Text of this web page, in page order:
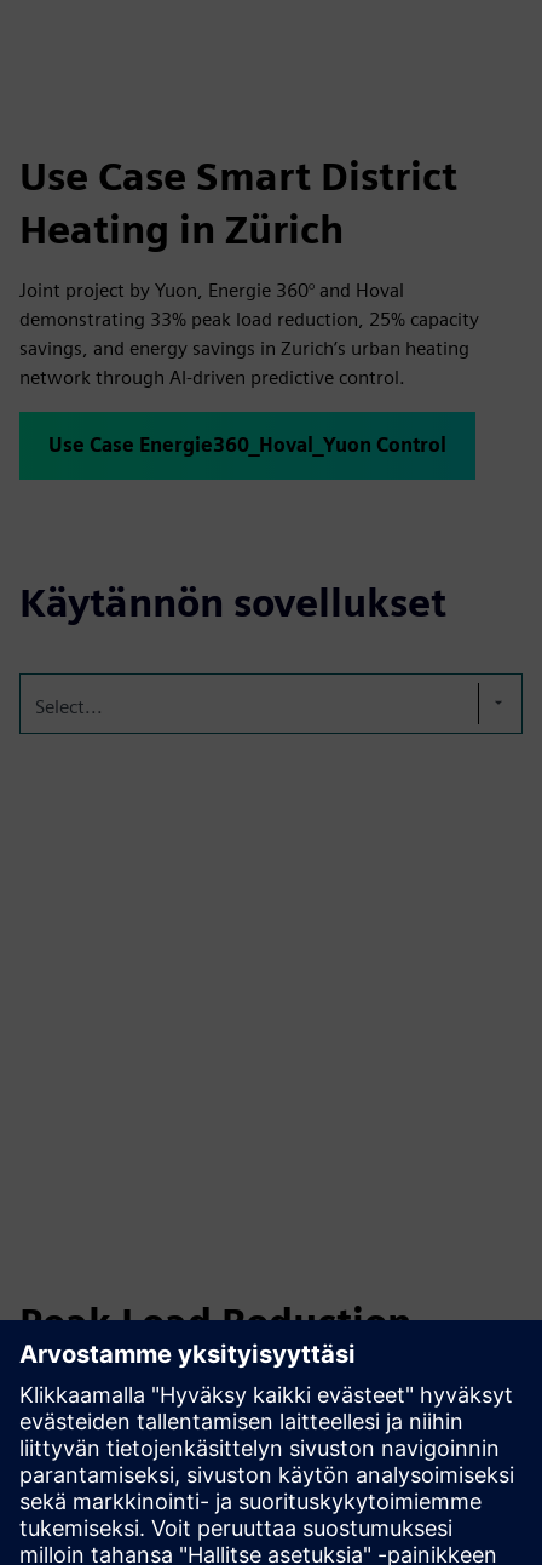
Use Case Smart District
Heating in Zürich
Joint project by Yuon, Energie 360° and Hoval
demonstrating 33% peak load reduction, 25% capacity
savings, and energy savings in Zurich’s urban heating
network through AI-driven predictive control.
Use Case Energie360_Hoval_Yuon Control
Käytännön sovellukset
Select...
Peak Load Reduction
Energie 360° Zurich
Yuon Optimizer enabled real-time load management in an
urban heating network. The pilot cut peak loads by 33%
and reduced connected capacity by 25%, all with seamless
integration and no comfort loss, demonstrating scalable
impact for city utilities.